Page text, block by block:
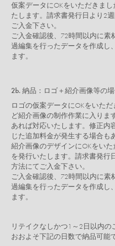
仮案データにOKをいただきま
たします。請求書発行日より2
ご入金下さい。
ご入金確認後、72時間以内に
過編集を行ったデータを作成し
ます。
2b. 納品：ロゴ＋紹介画像等の
ロゴの仮案データにOKをいた
ど紹介画像の制作作業に入りま
あれば対応いたします。修正内
じた追加料金が発生する場合も
紹介画像のデザインにOKをい
を発行いたします。請求書発行
方法にてご入金下さい。
ご入金確認後、72時間以内に
過編集を行ったデータを作成し
ます。
リテイクなしかつ1～2日以内の
おおよそ下記の日数で納品可能